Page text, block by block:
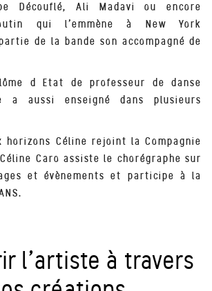
Découflé, Ali Madavi ou encore
qui l’emmène à New York
de la bande son accompagné de
d Etat de professeur de danse
a aussi enseigné dans plusieurs
horizons Céline rejoint la Compagnie
Caro assiste le chorégraphe sur
et évènements et participe à la
l’artiste à travers